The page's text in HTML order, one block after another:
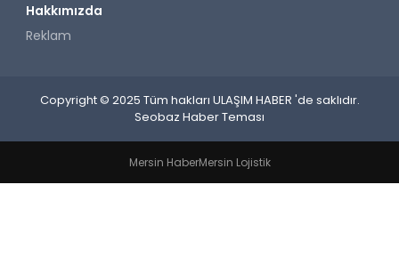
Hakkımızda
Reklam
Copyright © 2025 Tüm hakları ULAŞIM HABER 'de saklıdır.
Seobaz Haber Teması
Mersin HaberMersin Lojistik